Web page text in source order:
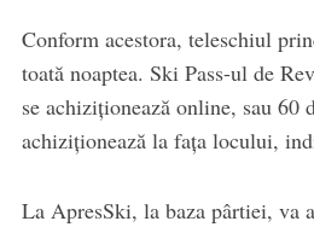
Conform acestora, teleschiul
toată noaptea. Ski Pass-ul de
se achiziționează online, sau 60
achiziționează la fața locului,
La ApresSki, la baza pârtiei, va